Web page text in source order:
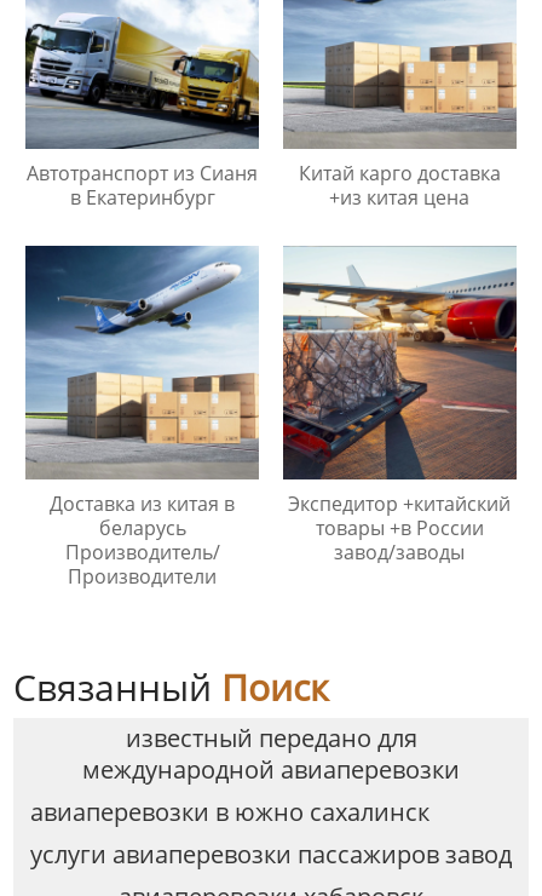
Автотранспорт из Сианя
в Екатеринбург
Китай карго доставка
+из китая цена
Доставка из китая в
беларусь
Производитель/
Производители
Экспедитор +китайский
товары +в России
завод/заводы
Связанный Поиск
известный передано для
международной авиаперевозки
авиаперевозки в южно сахалинск
услуги авиаперевозки пассажиров завод